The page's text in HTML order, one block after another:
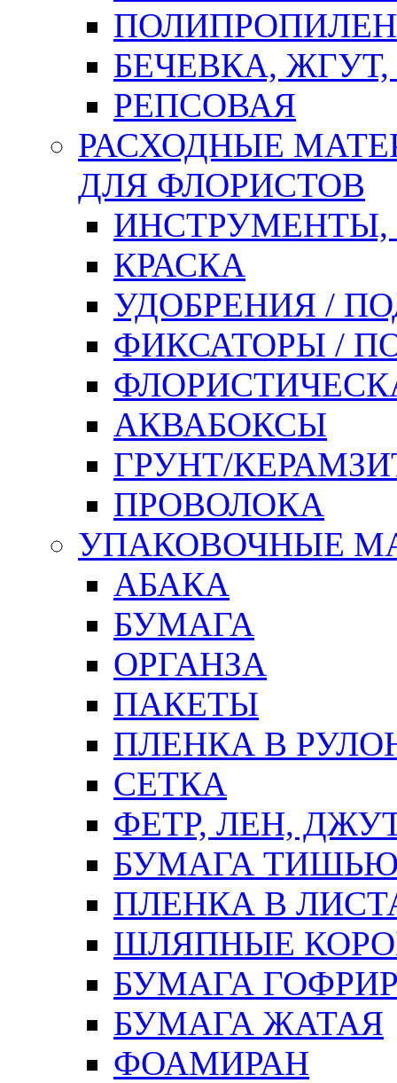
БЕЧЕВКА,
РЕПСОВАЯ
РАСХОДНЫЕ
ДЛЯ ФЛОРИСТОВ
ИНСТРУМЕНТЫ,
КРАСКА
УДОБРЕНИЯ /
ФИКСАТОРЫ /
АКВАБОКСЫ
ГРУНТ/
ПРОВОЛОКА
УПАКОВОЧНЫЕ
АБАКА
БУМАГА
ОРГАНЗА
ПАКЕТЫ
ПЛЕНКА В
СЕТКА
ФЕТР, ЛЕН,
БУМАГА
ПЛЕНКА В
ШЛЯПНЫЕ
БУМАГА
БУМАГА ЖАТАЯ
ФОАМИРАН